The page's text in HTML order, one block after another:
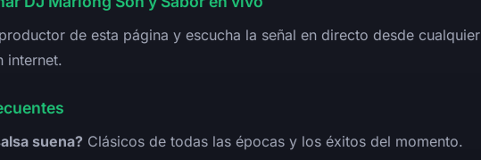
de esta página y escucha la señal en directo desde cualquier
internet.
suena? Clásicos de todas las épocas y los éxitos del momento.